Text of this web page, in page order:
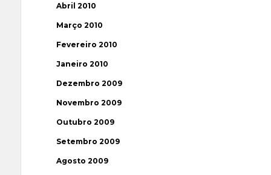
Abril 2010
Março 2010
Fevereiro 2010
Janeiro 2010
Dezembro 2009
Novembro 2009
Outubro 2009
Setembro 2009
Agosto 2009